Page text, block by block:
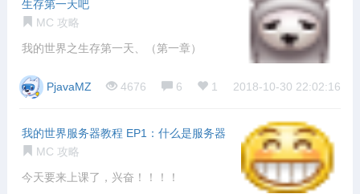
生存第一天吧
MC 攻略
我的世界之生存第一天、（第一章）
PjavaMZ 4676 6 1 2018-10-30 22:02:16
我的世界服务器教程 EP1：什么是服务器
MC 攻略
今天要来上课了，兴奋！！！！